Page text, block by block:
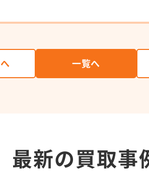
一覧へ
最新の買取事